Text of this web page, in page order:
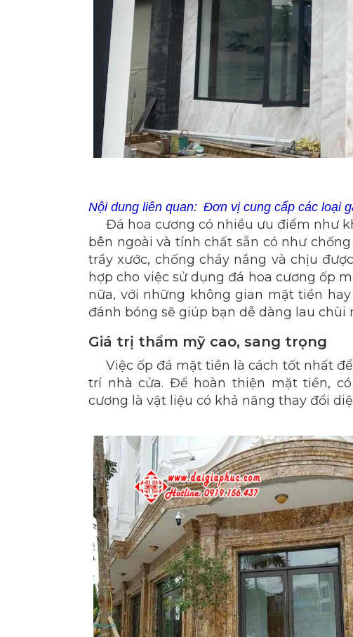
Nội dung liên quan: Đơn vị cung cấp các loại
Đá hoa cương có nhiều ưu điểm như
bên ngoài và tính chất sẵn có như
trầy xước, chống cháy nắng và chịu
hợp cho việc sử dụng đá hoa cương ốp
nữa, với những không gian mặt tiền
đánh bóng sẽ giúp bạn dễ dàng lau chùi
Giá trị thẩm mỹ cao, sang trọng
Việc ốp đá mặt tiền là cách tốt nhất
trí nhà cửa. Để hoàn thiện mặt tiền,
cương là vật liệu có khả năng thay đổi